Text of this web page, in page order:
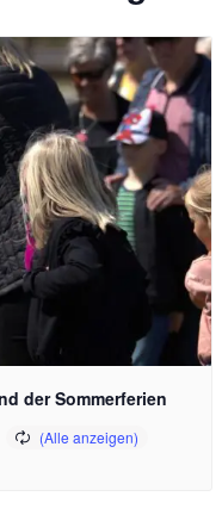
der Sommerferien